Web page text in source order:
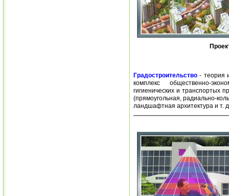
Градостроительство- теория и
комплекс общественно-
гигиенических и транспортых
(прямоугольная, радиально-
ландшафтная архитектура и т.